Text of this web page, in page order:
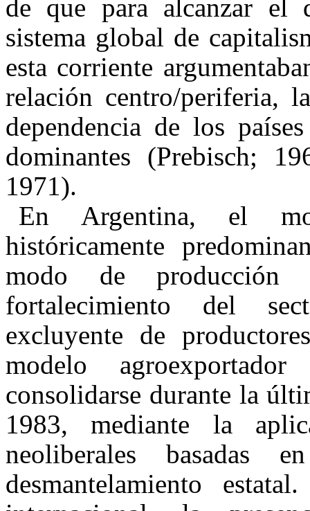
de que para alcanzar el
sistema global de
esta corriente
relación centro/periferia,
dependencia de los
dominantes (Prebisch;
1971).
En Argentina, el
históricamente
modo de producción
fortalecimiento del
excluyente de
modelo
consolidarse durante la
1983, mediante la
neoliberales basadas
desmantelamiento